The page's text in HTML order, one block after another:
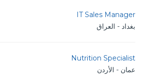
IT Sales Manager
بغداد - العراق
Nutrition Specialist
عمان - الأردن